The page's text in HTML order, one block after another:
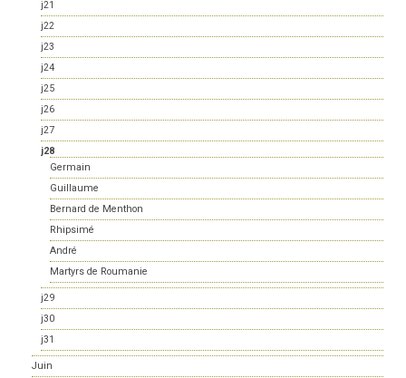
j21
j22
j23
j24
j25
j26
j27
j28
Germain
Guillaume
Bernard de Menthon
Rhipsimé
André
Martyrs de Roumanie
j29
j30
j31
Juin